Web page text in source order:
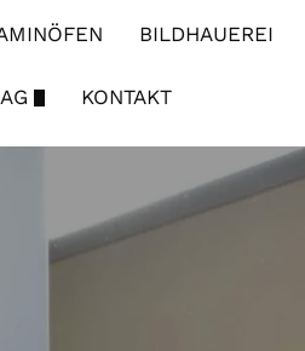
BILDHAUEREI
KONTAKT